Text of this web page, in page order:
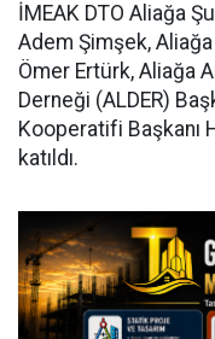
İMEAK DTO Aliağa
Adem Şimşek, Aliağa
Ömer Ertürk, Aliağa
Derneği (ALDER)
Kooperatifi Başkanı
katıldı.